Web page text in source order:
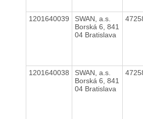
1201640039
SWAN, a.s.
Borská 6, 841
04 Bratislava
1201640038
SWAN, a.s.
Borská 6, 841
04 Bratislava